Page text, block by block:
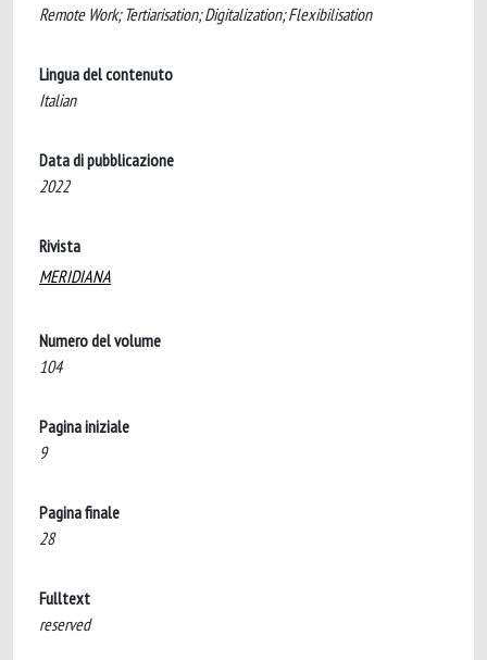
Remote Work; Tertiarisation; Digitalization; Flexibilisation
Lingua del contenuto
Italian
Data di pubblicazione
2022
Rivista
MERIDIANA
Numero del volume
104
Pagina iniziale
9
Pagina finale
28
Fulltext
reserved